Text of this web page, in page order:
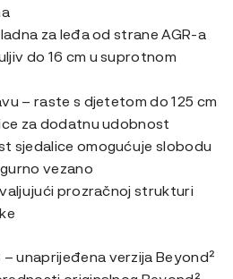
za leđa od strane AGR-a
do 16 cm u suprotnom
– raste s djetetom do 125 cm
za dodatnu udobnost
sjedalice omogućuje slobodu
vezano
prozračnoj strukturi
unaprijeđena verzija Beyond²